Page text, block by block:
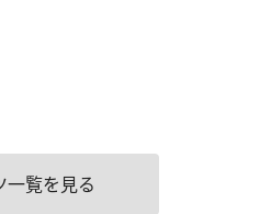
一覧を見る